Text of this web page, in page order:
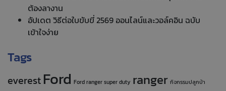
ต้องลางาน
อัปเดต วิธีต่อใบขับขี่ 2569 ออนไลน์และวอล์คอิน ฉบับ
เข้าใจง่าย
Tags
everest Ford Ford ranger super duty ranger กิจกรรมปลูกป่า